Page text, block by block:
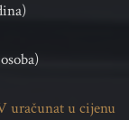
uračunat u cijenu